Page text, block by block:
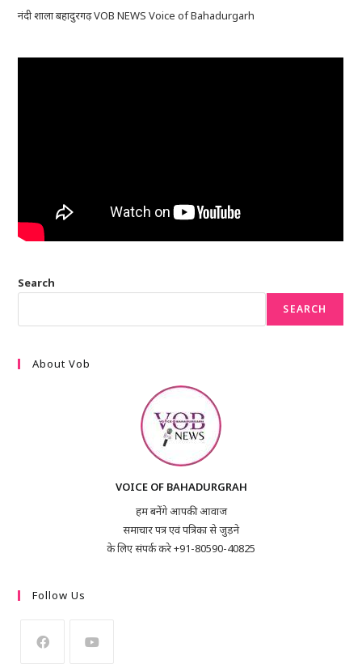
नंदी शाला बहादुरगढ़ VOB NEWS Voice of Bahadurgarh
Search
SEARCH
About Vob
VOICE OF BAHADURGRAH
हम बनेंगे आपकी आवाज
समाचार पत्र एवं पत्रिका से जुड़ने
के लिए संपर्क करे +91-80590-40825
Follow Us